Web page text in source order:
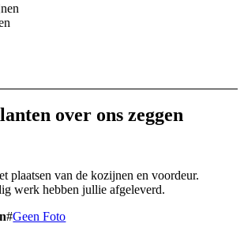
over ons zeggen
plaatsen van de kozijnen en voordeur.
werk hebben jullie afgeleverd.
#Geen Foto